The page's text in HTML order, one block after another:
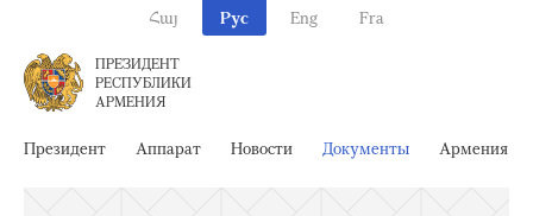
Հայ Рус Eng Fra
ПРЕЗИДЕНТ
РЕСПУБЛИКИ
АРМЕНИЯ
Президент Аппарат Новости Документы Армения